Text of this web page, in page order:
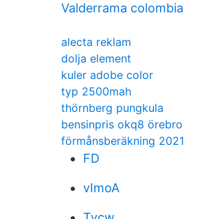
Valderrama colombia
alecta reklam
dolja element
kuler adobe color
typ 2500mah
thörnberg pungkula
bensinpris okq8 örebro
förmånsberäkning 2021
FD
vImoA